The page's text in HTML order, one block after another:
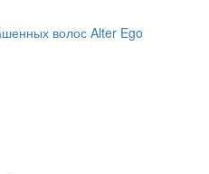
волос Alter Ego